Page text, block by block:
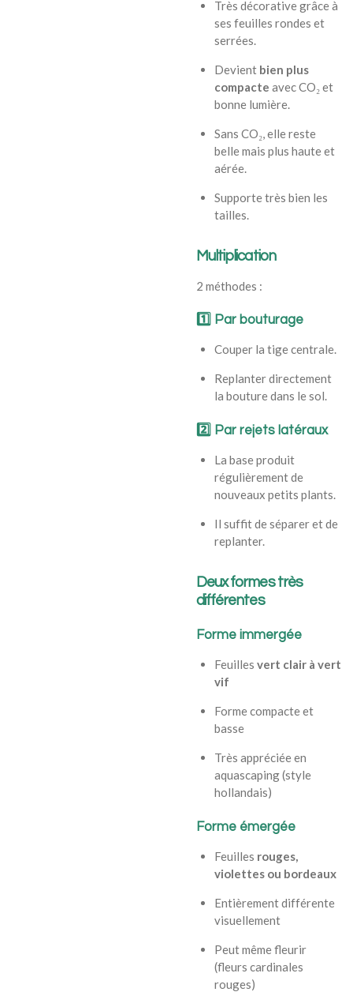
Très décorative grâce à
ses feuilles rondes et
serrées.
Devient bien plus
compacte avec CO₂ et
bonne lumière.
Sans CO₂, elle reste
belle mais plus haute et
aérée.
Supporte très bien les
tailles.
Multiplication
2 méthodes :
1️⃣ Par bouturage
Couper la tige centrale.
Replanter directement
la bouture dans le sol.
2️⃣ Par rejets latéraux
La base produit
régulièrement de
nouveaux petits plants.
Il suffit de séparer et de
replanter.
Deux formes très
différentes
Forme immergée
Feuilles vert clair à vert
vif
Forme compacte et
basse
Très appréciée en
aquascaping (style
hollandais)
Forme émergée
Feuilles rouges,
violettes ou bordeaux
Entièrement différente
visuellement
Peut même fleurir
(fleurs cardinales
rouges)